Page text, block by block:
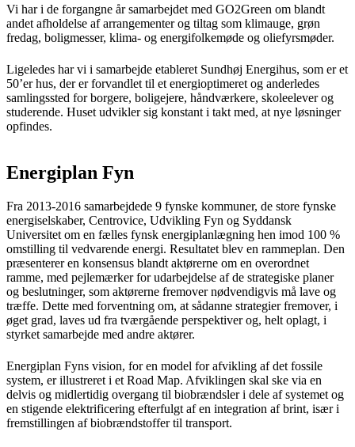
Vi har i de forgangne år samarbejdet med GO2Green om blandt
andet afholdelse af arrangementer og tiltag som klimauge, grøn
fredag, boligmesser, klima- og energifolkemøde og oliefyrsmøder.
Ligeledes har vi i samarbejde etableret Sundhøj Energihus, som er et
50’er hus, der er forvandlet til et energioptimeret og anderledes
samlingssted for borgere, boligejere, håndværkere, skoleelever og
studerende. Huset udvikler sig konstant i takt med, at nye løsninger
opfindes.
Energiplan Fyn
Fra 2013-2016 samarbejdede 9 fynske kommuner, de store fynske
energiselskaber, Centrovice, Udvikling Fyn og Syddansk
Universitet om en fælles fynsk energiplanlægning hen imod 100 %
omstilling til vedvarende energi. Resultatet blev en rammeplan. Den
præsenterer en konsensus blandt aktørerne om en overordnet
ramme, med pejlemærker for udarbejdelse af de strategiske planer
og beslutninger, som aktørerne fremover nødvendigvis må lave og
træffe. Dette med forventning om, at sådanne strategier fremover, i
øget grad, laves ud fra tværgående perspektiver og, helt oplagt, i
styrket samarbejde med andre aktører.
Energiplan Fyns vision, for en model for afvikling af det fossile
system, er illustreret i et Road Map. Afviklingen skal ske via en
delvis og midlertidig overgang til biobrændsler i dele af systemet og
en stigende elektrificering efterfulgt af en integration af brint, især i
fremstillingen af biobrændstoffer til transport.